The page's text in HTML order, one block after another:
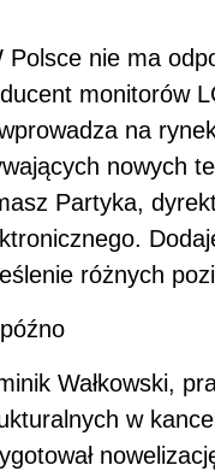
Polsce nie ma
monitorów
na
nowych
Partyka,
różnych
Wałkowski,
w